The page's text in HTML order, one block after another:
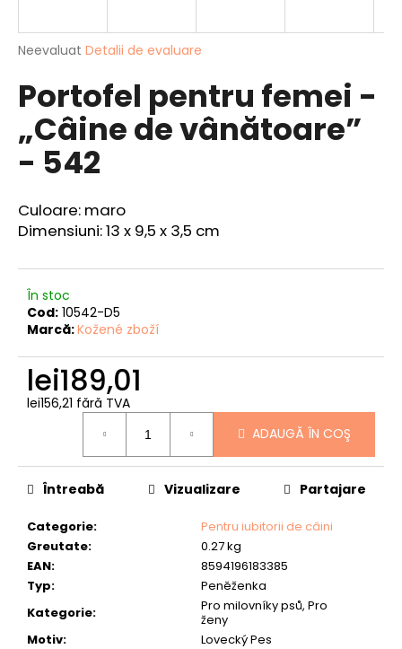
Evaluarea
a
produsului
este
0,0
5
Neevaluat Detalii de evaluare
Portofel pentru femei -
„Câine de vânătoare”
- 542
Culoare: maro
Dimensiuni: 13 x 9,5 x 3,5 cm
În stoc
Cod: 10542-D5
Marcă:Kožené zboží
lei189,01
lei156,21 fără TVA
ADAUGĂ ÎN COŞ
Categorie:
Pentru iubitorii de câini
Greutate:
0.27 kg
EAN:
8594196183385
Typ:
Peněženka
Kategorie:
Pro milovníky psů, Pro
ženy
Motiv: Lovecký Pes
Întreabă Vizualizare Partajare
ă
e
c
a
n
ă
m
CARCASĂ
DOCUMENTE
DE
PESCUIT
„CRAP”